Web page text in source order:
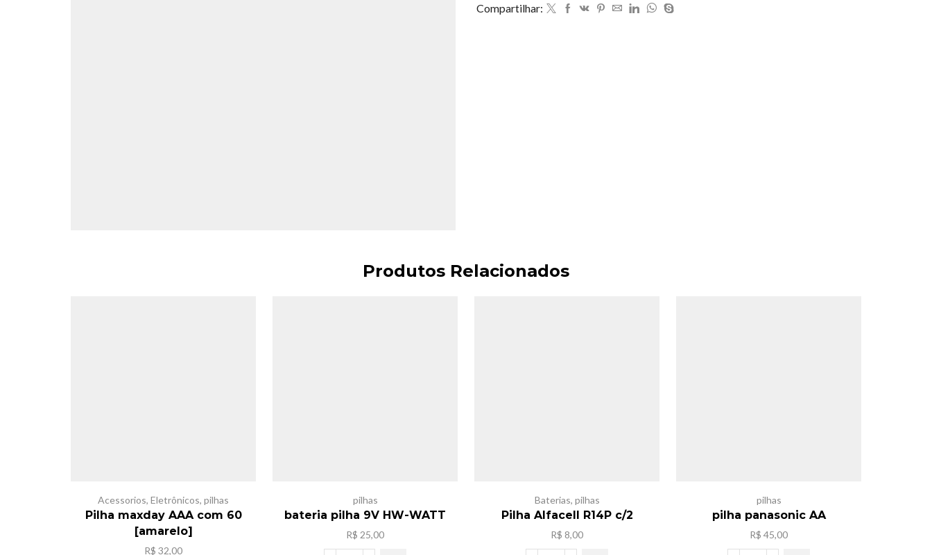
quantidade
Compartilhar:
Produtos Relacionados
Acessorios, Eletrônicos, pilhas
Pilha maxday AAA com 60
[amarelo]
R$ 32,00
pilhas
bateria pilha 9V HW-WATT
R$ 25,00
Baterias, pilhas
Pilha Alfacell R14P c/2
R$ 8,00
pilhas
pilha panasonic AA
R$ 45,00